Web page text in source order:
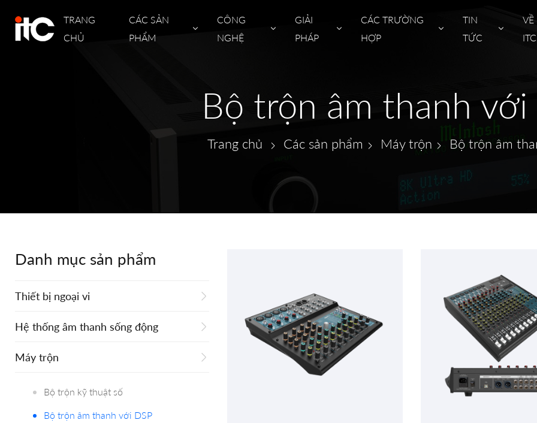
TRANG
CHỦ
CÁC SẢN
PHẨM
CÔNG
NGHỆ
GIẢI
PHÁP
CÁC TRƯỜNG
HỢP
TIN
TỨC
VỀ
ITC
Bộ trộn âm thanh với
Trang chủ Các sản phẩm Máy trộn Bộ trộn âm
Danh mục sản phẩm
Thiết bị ngoại vi
Hệ thống âm thanh sống động
Máy trộn
Bộ trộn kỹ thuật số
Bộ trộn âm thanh với DSP